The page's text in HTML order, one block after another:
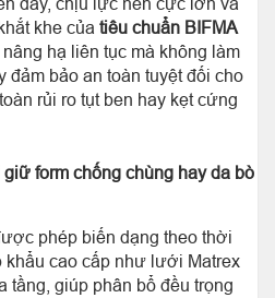
khe của tiêu chuẩn BIFMA
hạ liên tục mà không làm
đảm bảo an toàn tuyệt đối cho
rủi ro tụt ben hay kẹt cứng
form chống chùng hay da bò
phép biến dạng theo thời
cao cấp như lưới Matrex
tầng, giúp phân bổ đều trọng